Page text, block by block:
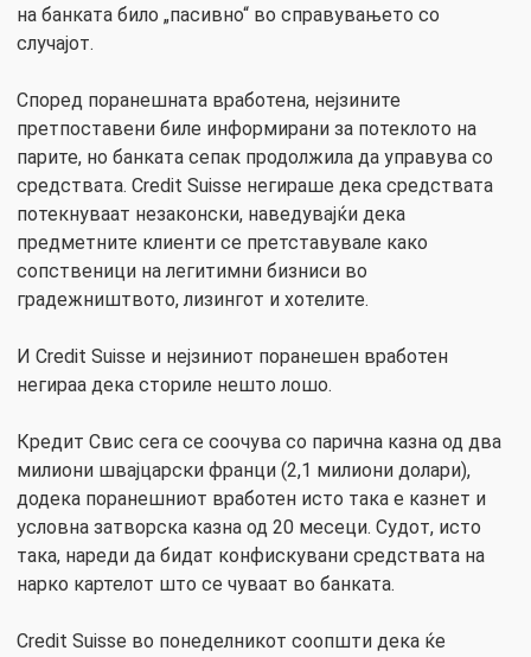
на банката било „пасивно“ во справувањето со
случајот.
Според поранешната вработена, нејзините
претпоставени биле информирани за потеклото на
парите, но банката сепак продолжила да управува со
средствата. Credit Suisse негираше дека средствата
потекнуваат незаконски, наведувајќи дека
предметните клиенти се претставувале како
сопственици на легитимни бизниси во
градежништвото, лизингот и хотелите.
И Credit Suisse и нејзиниот поранешен вработен
негираа дека сториле нешто лошо.
Кредит Свис сега се соочува со парична казна од два
милиони швајцарски франци (2,1 милиони долари),
додека поранешниот вработен исто така е казнет и
условна затворска казна од 20 месеци. Судот, исто
така, нареди да бидат конфискувани средствата на
нарко картелот што се чуваат во банката.
Credit Suisse во понеделникот соопшти дека ќе